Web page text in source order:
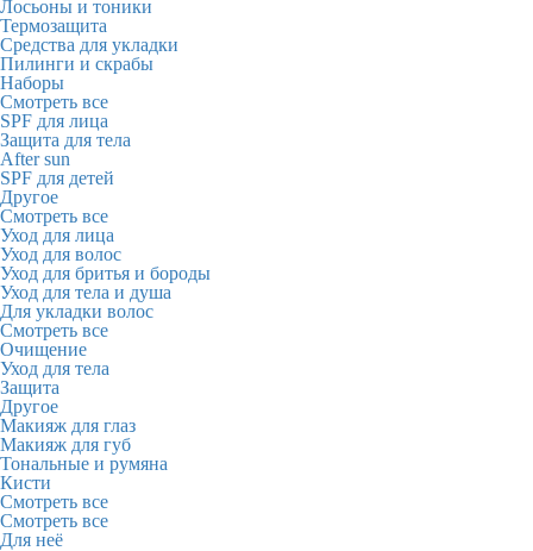
Лосьоны и тоники
Термозащита
Средства для укладки
Пилинги и скрабы
Наборы
Смотреть все
SPF для лица
Защита для тела
After sun
SPF для детей
Другое
Смотреть все
Уход для лица
Уход для волос
Уход для бритья и бороды
Уход для тела и душа
Для укладки волос
Смотреть все
Очищение
Уход для тела
Защита
Другое
Макияж для глаз
Макияж для губ
Тональные и румяна
Кисти
Смотреть все
Смотреть все
Для неё